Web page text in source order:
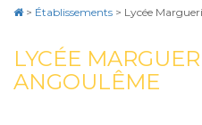
> Établissements > Lycée
LYCÉE
ANGOULÊME